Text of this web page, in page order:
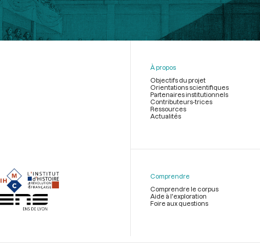
page
À propos
Objectifs du projet
Orientations scientifiques
Partenaires institutionnels
Contributeurs-trices
Ressources
Actualités
Comprendre
Comprendre le corpus
Aide à l'exploration
Foire aux questions